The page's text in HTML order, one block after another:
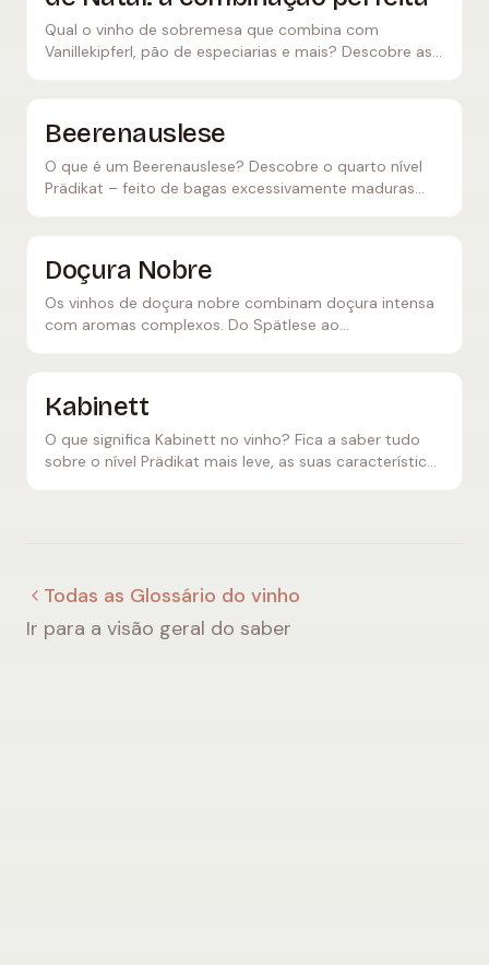
Qual o vinho de sobremesa que combina com
Vanillekipferl, pão de especiarias e mais? Descobre as
Beerenauslese
O que é um Beerenauslese? Descobre o quarto nível
Prädikat – feito de bagas excessivamente maduras
Doçura Nobre
Os vinhos de doçura nobre combinam doçura intensa
com aromas complexos. Do Spätlese ao
Kabinett
O que significa Kabinett no vinho? Fica a saber tudo
sobre o nível Prädikat mais leve, as suas características
Todas as Glossário do vinho
Ir para a visão geral do saber